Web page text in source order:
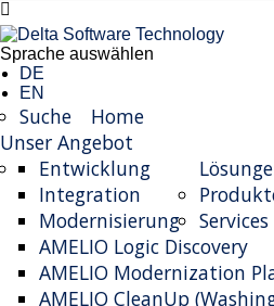
Sprache auswählen
DE
EN
Home
Suche
Unser Angebot
Entwicklung
Integration
Modernisierung
AMELIO Logic Discovery
AMELIO Modernization
AMELIO CleanUp
Services